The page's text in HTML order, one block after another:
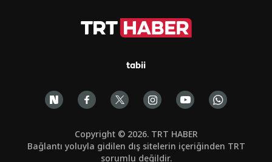
tabii
Copyright © 2026. TRT HABER
Bağlantı yoluyla gidilen dış sitelerin içeriğinden TRT
sorumlu değildir.